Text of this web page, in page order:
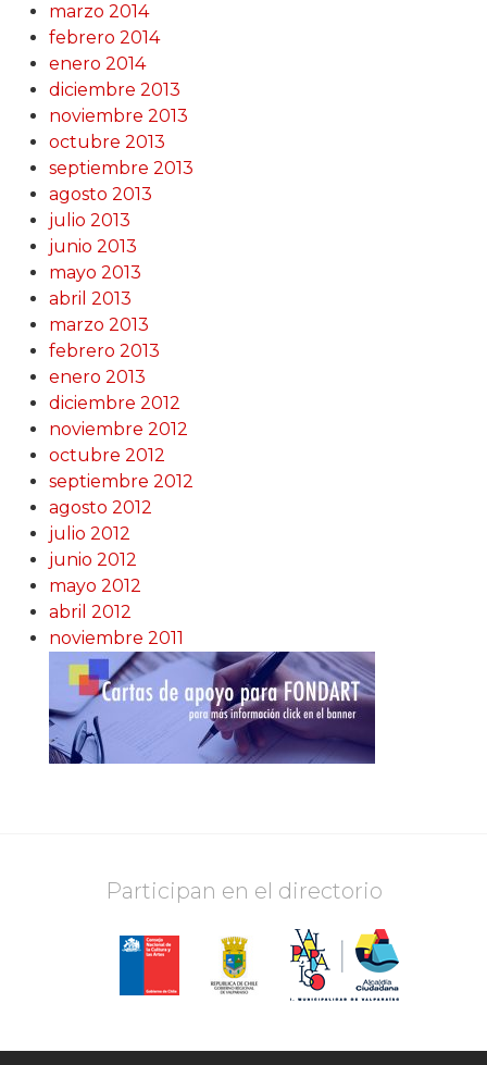
marzo 2014
febrero 2014
enero 2014
diciembre 2013
noviembre 2013
octubre 2013
septiembre 2013
agosto 2013
julio 2013
junio 2013
mayo 2013
abril 2013
marzo 2013
febrero 2013
enero 2013
diciembre 2012
noviembre 2012
octubre 2012
septiembre 2012
agosto 2012
julio 2012
junio 2012
mayo 2012
abril 2012
noviembre 2011
Participan en el directorio